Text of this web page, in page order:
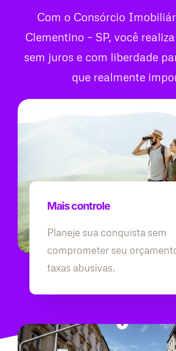
Com o Consórcio
Clementino – SP, você
sem juros e com liberdade
que realmente
Mais controle
Planeje sua conquista sem
comprometer seu
taxas abusivas.